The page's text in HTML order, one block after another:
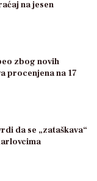
na jesen
zbog novih
procenjena na 17
da se „zataškava“